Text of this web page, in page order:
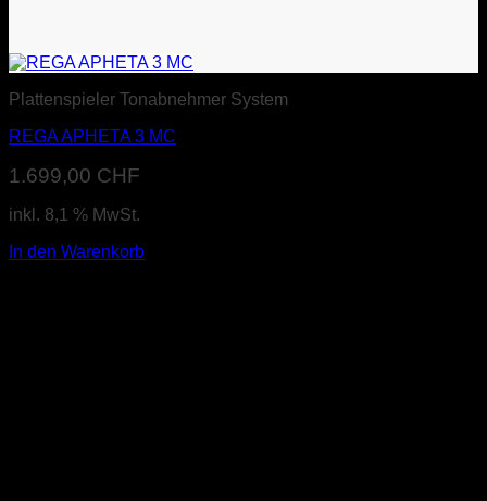
Plattenspieler Tonabnehmer System
REGA APHETA 3 MC
1.699,00 CHF
inkl. 8,1 % MwSt.
In den Warenkorb